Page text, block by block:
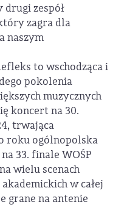
drugi zespół
zagra dla
naszym
to wschodząca i
pokolenia
muzycznych
koncert na 30.
trwająca
roku ogólnopolska
33. finale WOŚP
wielu scenach
w całej
grane na antenie